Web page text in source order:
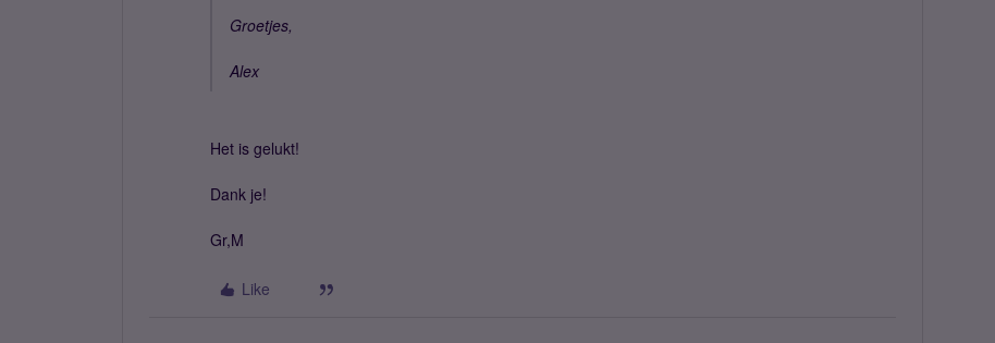
Groetjes,
Alex
Het is gelukt!
Dank je!
Gr,M
Like